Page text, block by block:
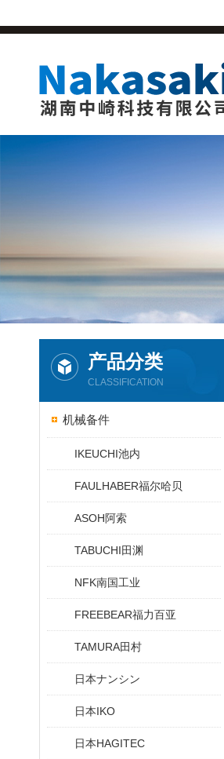
产品分类
CLASSIFICATION
机械备件
IKEUCHI池内
FAULHABER福尔哈贝
ASOH阿索
TABUCHI田渊
NFK南国工业
FREEBEAR福力百亚
TAMURA田村
日本ナンシン
日本IKO
日本HAGITEC